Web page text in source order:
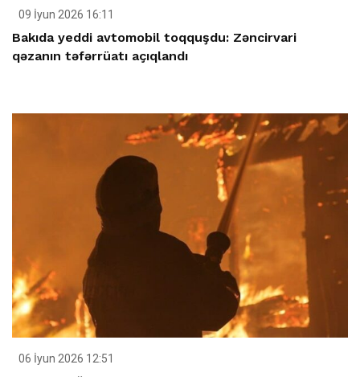
09 İyun 2026 16:11
Bakıda yeddi avtomobil toqquşdu: Zəncirvari
qəzanın təfərrüatı açıqlandı
06 İyun 2026 12:51